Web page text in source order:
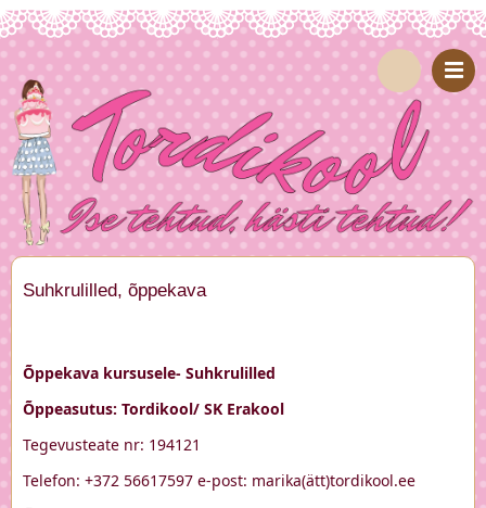
Suhkrulilled, õppekava
Õppekava kursusele- Suhkrulilled
Õppeasutus: Tordikool/ SK Erakool
Tegevusteate nr: 194121
Telefon: +372 56617597 e-post: marika(ätt)tordikool.ee